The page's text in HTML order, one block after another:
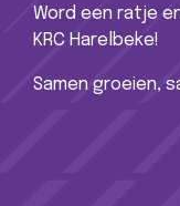
Word een ratje
KRC Harelbeke!
Samen groeien,